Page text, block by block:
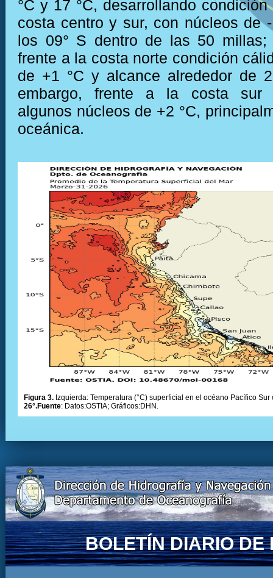
°C y 17 °C, desarrollando
costa centro y sur, con núcleos de
los 09° S dentro de las 50 millas;
frente a la costa norte condición
de +1 °C y alcance alrededor de
embargo, frente a la costa sur
algunos núcleos de +2 °C,
oceánica.
Figura 3. Izquierda: Temperatura (°C) superficial en el océano Pacífico
26°.Fuente: Datos:OSTIA; Gráficos:DHN.
BOLETÍN DIARIO DE